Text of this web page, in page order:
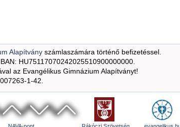
Alapítványszámlaszámára történő befizetéssel.
HU75117070242025510900000000.
az Evangélikus Gimnázium Alapítványt!
1-42.